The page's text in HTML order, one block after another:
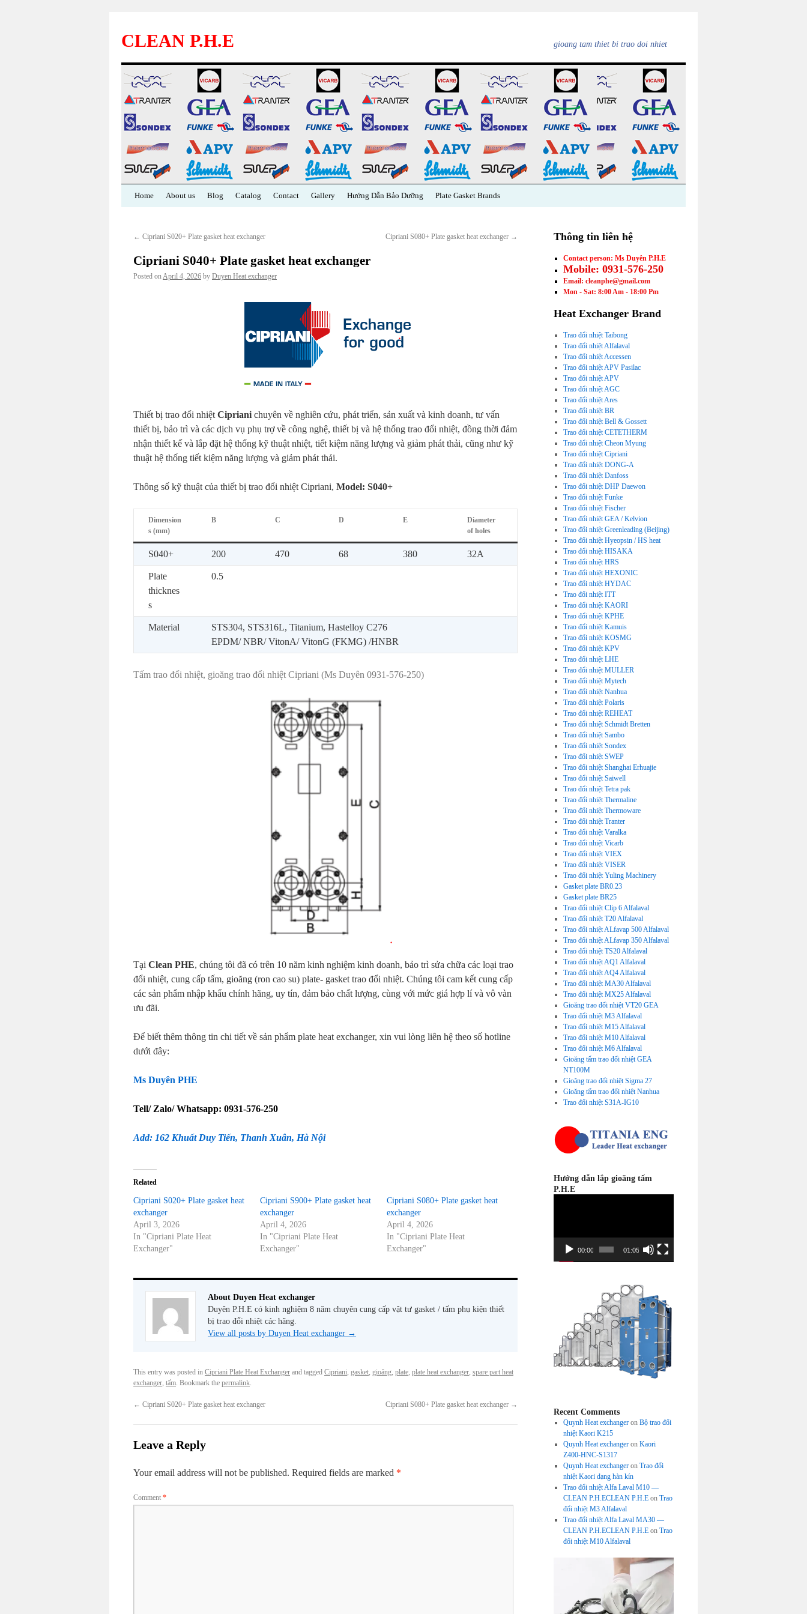
CLEAN P.H.E gioang tam thiet bi trao doi nhiet
Skip
content
Home About us Blog Catalog Contact Gallery Hướng Dẫn Bảo Dưỡng Plate Gasket Brands
← Cipriani S020+ Plate gasket heat exchanger Cipriani S080+ Plate gasket heat exchanger →
Cipriani S040+ Plate gasket heat exchanger
Posted onApril 4, 2026 by Duyen Heat exchanger
Thiết bị trao đổi nhiệt Cipriani chuyên về nghiên cứu, phát triển, sản xuất và kinh doanh, tư vấn
thiết bị, bảo trì và các dịch vụ phụ trợ về công nghệ, thiết bị và hệ thống trao đổi nhiệt, đồng thời đảm
nhận thiết kế và lắp đặt hệ thống kỹ thuật nhiệt, tiết kiệm năng lượng và giảm phát thải, cũng như kỹ
thuật hệ thống tiết kiệm năng lượng và giảm phát thải.
Thông số kỹ thuật của thiết bị trao đổi nhiệt Cipriani, Model: S040+
Dimension
s (mm)
B C D E
Diameter
of holes
S040+ 200 470 68 380 32A
Plate
thicknes
s
0.5
Material
STS304, STS316L, Titanium, Hastelloy C276
EPDM/ NBR/ VitonA/ VitonG (FKMG) /HNBR
Tấm trao đổi nhiệt, gioăng trao đổi nhiệt Cipriani (Ms Duyên 0931-576-250)
Tại Clean PHE, chúng tôi đã có trên 10 năm kinh nghiệm kinh doanh, bảo trì sửa chữa các loại trao
đổi nhiệt, cung cấp tấm, gioăng (ron cao su) plate- gasket trao đổi nhiệt. Chúng tôi cam kết cung cấp
các sản phẩm nhập khẩu chính hãng, uy tín, đảm bảo chất lượng, cùng với mức giá hợp lí và vô vàn
ưu đãi.
Để biết thêm thông tin chi tiết về sản phẩm plate heat exchanger, xin vui lòng liên hệ theo số hotline
dưới đây:
Ms Duyên PHE
Tell/ Zalo/ Whatsapp: 0931-576-250
Add: 162 Khuất Duy Tiến, Thanh Xuân, Hà Nội
Related
Cipriani S020+ Plate gasket heat
exchanger
April 3, 2026
In "Cipriani Plate Heat
Exchanger"
Cipriani S900+ Plate gasket heat
exchanger
April 4, 2026
In "Cipriani Plate Heat
Exchanger"
Cipriani S080+ Plate gasket heat
exchanger
April 4, 2026
In "Cipriani Plate Heat
Exchanger"
About Duyen Heat exchanger
Duyên P.H.E có kinh nghiệm 8 năm chuyên cung cấp vật tư gasket / tấm phụ kiện thiết
bị trao đổi nhiệt các hãng.
View all posts by Duyen Heat exchanger →
This entry was posted in Cipriani Plate Heat Exchanger and tagged Cipriani, gasket, gioăng, plate, plate heat exchanger, spare part heat
exchanger, tấm. Bookmark the permalink.
← Cipriani S020+ Plate gasket heat exchanger Cipriani S080+ Plate gasket heat exchanger →
Leave a Reply
Your email address will not be published. Required fields are marked *
Comment *
Thông tin liên hệ
Contact person: Ms Duyên P.H.E
Mobile: 0931-576-250
Email: cleanphe@gmail.com
Mon - Sat: 8:00 Am - 18:00 Pm
Heat Exchanger Brand
Trao đổi nhiệt Taibong
Trao đổi nhiệt Alfalaval
Trao đổi nhiệt Accessen
Trao đổi nhiệt APV Pasilac
Trao đổi nhiệt APV
Trao đổi nhiệt AGC
Trao đổi nhiệt Ares
Trao đổi nhiệt BR
Trao đổi nhiệt Bell & Gossett
Trao đổi nhiệt CETETHERM
Trao đổi nhiệt Cheon Myung
Trao đổi nhiệt Cipriani
Trao đổi nhiệt DONG-A
Trao đổi nhiệt Danfoss
Trao đổi nhiệt DHP Daewon
Trao đổi nhiệt Funke
Trao đổi nhiệt Fischer
Trao đổi nhiệt GEA / Kelvion
Trao đổi nhiệt Greenleading (Beijing)
Trao đổi nhiệt Hyeopsin / HS heat
Trao đổi nhiệt HISAKA
Trao đổi nhiệt HRS
Trao đổi nhiệt HEXONIC
Trao đổi nhiệt HYDAC
Trao đổi nhiệt ITT
Trao đổi nhiệt KAORI
Trao đổi nhiệt KPHE
Trao đổi nhiệt Kamuis
Trao đổi nhiệt KOSMG
Trao đổi nhiệt KPV
Trao đổi nhiệt LHE
Trao đổi nhiệt MULLER
Trao đổi nhiệt Mytech
Trao đổi nhiệt Nanhua
Trao đổi nhiệt Polaris
Trao đổi nhiệt REHEAT
Trao đổi nhiệt Schmidt Bretten
Trao đổi nhiệt Sambo
Trao đổi nhiệt Sondex
Trao đổi nhiệt SWEP
Trao đổi nhiệt Shanghai Erhuajie
Trao đổi nhiệt Saiwell
Trao đổi nhiệt Tetra pak
Trao đổi nhiệt Thermaline
Trao đổi nhiệt Thermoware
Trao đổi nhiệt Tranter
Trao đổi nhiệt Varalka
Trao đổi nhiệt Vicarb
Trao đổi nhiệt VIEX
Trao đổi nhiệt VISER
Trao đổi nhiệt Yuling Machinery
Gasket plate BR0.23
Gasket plate BR25
Trao đổi nhiệt Clip 6 Alfalaval
Trao đổi nhiệt T20 Alfalaval
Trao đổi nhiệt ALfavap 500 Alfalaval
Trao đổi nhiệt ALfavap 350 Alfalaval
Trao đổi nhiệt TS20 Alfalaval
Trao đổi nhiệt AQ1 Alfalaval
Trao đổi nhiệt AQ4 Alfalaval
Trao đổi nhiệt MA30 Alfalaval
Trao đổi nhiệt MX25 Alfalaval
Gioăng trao đổi nhiệt VT20 GEA
Trao đổi nhiệt M3 Alfalaval
Trao đổi nhiệt M15 Alfalaval
Trao đổi nhiệt M10 Alfalaval
Trao đổi nhiệt M6 Alfalaval
Gioăng tấm trao đổi nhiệt GEA
NT100M
Gioăng trao đổi nhiệt Sigma 27
Gioăng tấm trao đổi nhiệt Nanhua
Trao đổi nhiệt S31A-IG10
Hướng dẫn lắp gioăng tấm
P.H.E
00:00 01:05
Recent Comments
Quynh Heat exchangeron Bộ trao đổi
nhiệt Kaori K215
Quynh Heat exchangeron Kaori
Z400-HNC-S1317
Quynh Heat exchangeron Trao đổi
nhiệt Kaori dạng hàn kín
Trao đổi nhiệt Alfa Laval M10 —
CLEAN P.H.ECLEAN P.H.Eon Trao
đổi nhiệt M3 Alfalaval
Trao đổi nhiệt Alfa Laval MA30 —
CLEAN P.H.ECLEAN P.H.Eon Trao
đổi nhiệt M10 Alfalaval